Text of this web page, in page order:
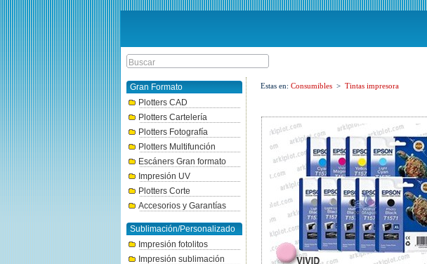
Gran Formato
Plotters CAD
Plotters Cartelería
Plotters Fotografía
Plotters Multifunción
Escáners Gran formato
Impresión UV
Plotters Corte
Accesorios y Garantías
Sublimación/Personalizado
Impresión fotolitos
Impresión sublimación
Estas en: Consumibles > Tintas impresora